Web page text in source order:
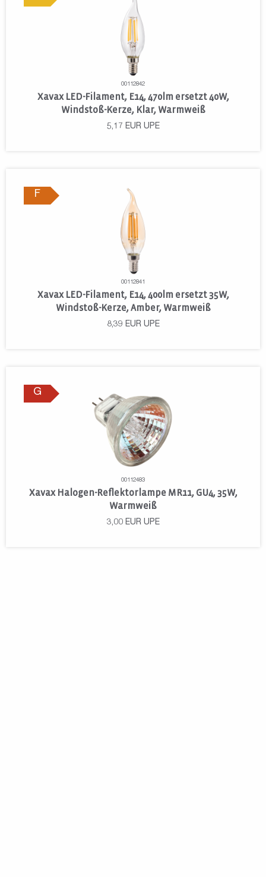
00112842
Xavax LED-Filament, E14, 470lm ersetzt 40W,
Windstoß-Kerze, Klar, Warmweiß
5,17 EUR UPE
F
00112841
Xavax LED-Filament, E14, 400lm ersetzt 35W,
Windstoß-Kerze, Amber, Warmweiß
8,39 EUR UPE
G
00112483
Xavax Halogen-Reflektorlampe MR11, GU4, 35W,
Warmweiß
3,00 EUR UPE